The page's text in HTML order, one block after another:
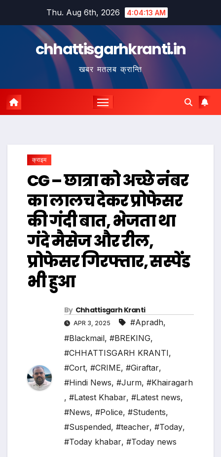
Thu. Aug 6th, 2026 4:04:14 AM
chhattisgarhkranti.in
खबर मतलब क्रान्ति
क्राइम
CG – छात्रा को अच्छे नंबर
का लालच देकर प्रोफेसर
की गंदी बात, भेजता था
गंदे मैसेज और रील,
प्रोफेसर गिरफ्तार, सस्पेंड
भी हुआ
By Chhattisgarh Kranti
APR 3, 2025 #Apradh,
#Blackmail, #BREKING,
#CHHATTISGARH KRANTI,
#Cort, #CRIME, #Giraftar,
#Hindi News, #Jurm, #Khairagarh
, #Latest Khabar, #Latest news,
#News, #Police, #Students,
#Suspended, #teacher, #Today,
#Today khabar, #Today news